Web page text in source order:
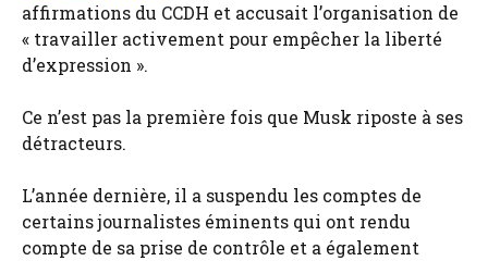
affirmations du CCDH et accusait l’organisation de
« travailler activement pour empêcher la liberté
d’expression ».
Ce n’est pas la première fois que Musk riposte à ses
détracteurs.
L’année dernière, il a suspendu les comptes de
certains journalistes éminents qui ont rendu
compte de sa prise de contrôle et a également